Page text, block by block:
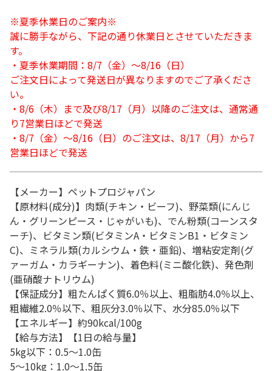
※夏季休業日のご案内※
誠に勝手ながら、下記の通り休業日とさせていただきま
す。
・夏季休業期間：8/7（金）～8/16（日）
ご注文日によって発送日が異なりますのでご了承くださ
い。
・8/6（木）まで及び8/17（月）以降のご注文は、通常通
り7営業日ほどで発送
・8/7（金）～8/16（日）のご注文は、8/17（月）から7
営業日ほどで発送
【メーカー】ペットプロジャパン
【原材料(成分)】肉類(チキン・ビーフ)、野菜類(にんじ
ん・グリーンピース・じゃがいも)、でん粉類(コーンスタ
ーチ)、ビタミン類(ビタミンA・ビタミンB1・ビタミン
C)、ミネラル類(カルシウム・鉄・亜鉛)、増粘安定剤(グ
ァーガム・カラギーナン)、着色料(ミニ酸化鉄)、発色剤
(亜硝酸ナトリウム)
【保証成分】粗たんぱく質6.0％以上、粗脂肪4.0％以上、
粗繊維2.0％以下、粗灰分3.0％以下、水分85.0％以下
【エネルギー】約90kcal/100g
【給与方法】【1日の給与量】
5kg以下：0.5～1.0缶
5～10kg：1.0～1.5缶